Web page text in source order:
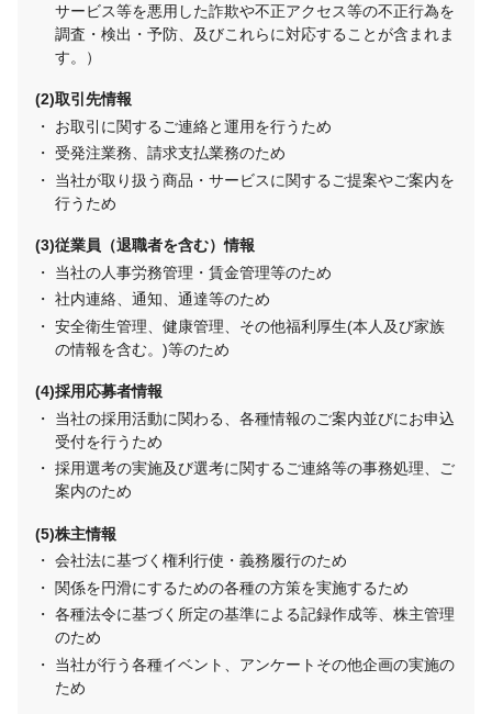
サービス等を悪用した詐欺や不正アクセス等の不正行為を
調査・検出・予防、及びこれらに対応することが含まれま
す。）
取引先情報
お取引に関するご連絡と運用を行うため
受発注業務、請求支払業務のため
当社が取り扱う商品・サービスに関するご提案やご案内を
行うため
従業員（退職者を含む）情報
当社の人事労務管理・賃金管理等のため
社内連絡、通知、通達等のため
安全衛生管理、健康管理、その他福利厚生(本人及び家族
の情報を含む。)等のため
採用応募者情報
当社の採用活動に関わる、各種情報のご案内並びにお申込
受付を行うため
採用選考の実施及び選考に関するご連絡等の事務処理、ご
案内のため
株主情報
会社法に基づく権利行使・義務履行のため
関係を円滑にするための各種の方策を実施するため
各種法令に基づく所定の基準による記録作成等、株主管理
のため
当社が行う各種イベント、アンケートその他企画の実施の
ため